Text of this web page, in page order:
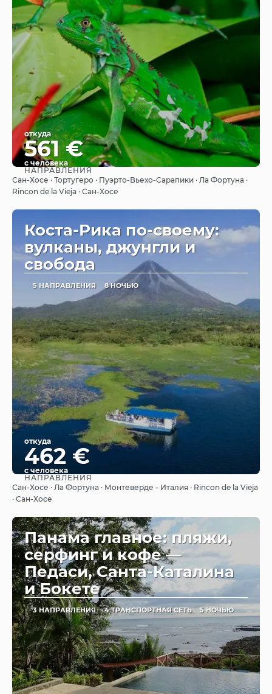
откуда
561 €
с человека
Видеть
НАПРАВЛЕНИЯ
Сан-Хосе · Тортугеро · Пуэрто-Вьехо-Сарапики · Ла Фортуна ·
Rincon de la Vieja · Сан-Хосе
Коста-Рика по-своему:
вулканы, джунгли и
свобода
5 НАПРАВЛЕНИЯ 8 НОЧЬЮ
откуда
462 €
с человека
Видеть
НАПРАВЛЕНИЯ
Сан-Хосе · Ла Фортуна · Монтеверде - Италия · Rincon de la Vieja
· Сан-Хосе
Панама главное: пляжи,
серфинг и кофе —
Педаси, Санта-Каталина
и Бокете
3 НАПРАВЛЕНИЯ 4 ТРАНСПОРТНАЯ СЕТЬ 5 НОЧЬЮ